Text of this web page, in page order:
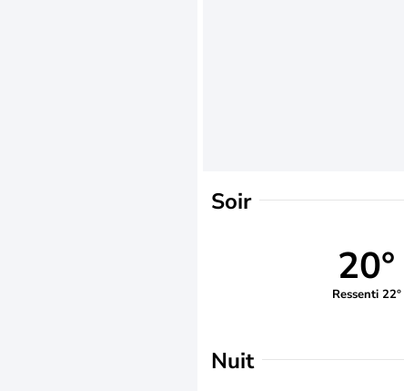
Soir
20°
Ressenti 22°
Nuit